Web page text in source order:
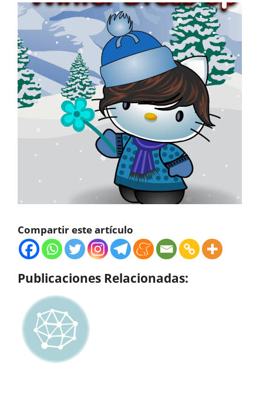
Compartir este artículo
Publicaciones Relacionadas: